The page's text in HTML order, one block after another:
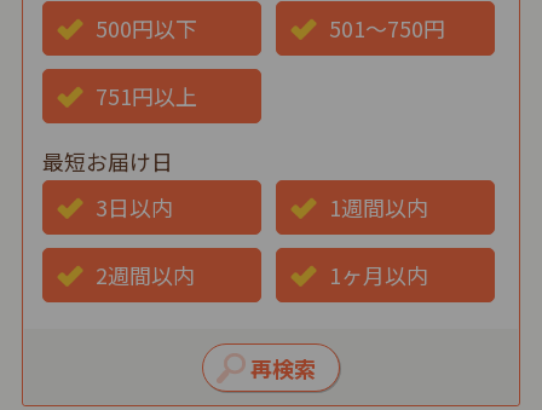
500円以下
501～750円
751円以上
最短お届け日
3日以内
1週間以内
2週間以内 1ヶ月以内